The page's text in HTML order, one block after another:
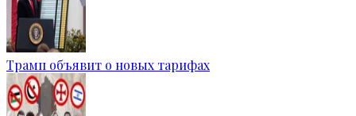
Трамп объявит о новых тарифах